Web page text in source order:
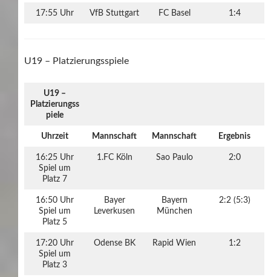
17:55 Uhr VfB Stuttgart FC Basel 1:4
U19 – Platzierungsspiele
U19 –
Platzierungss
piele
Uhrzeit Mannschaft Mannschaft Ergebnis
16:25 Uhr
Spiel um
Platz 7
1.FC Köln Sao Paulo 2:0
16:50 Uhr
Spiel um
Platz 5
Bayer
Leverkusen
Bayern
München
2:2 (5:3)
17:20 Uhr
Spiel um
Platz 3
Odense BK Rapid Wien 1:2